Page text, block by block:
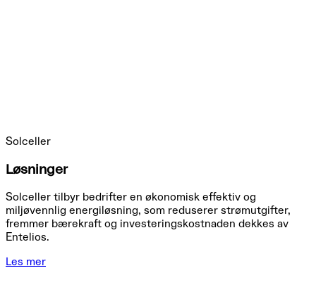
Solceller
Løsninger
Solceller tilbyr bedrifter en økonomisk effektiv og
miljøvennlig energiløsning, som reduserer strømutgifter,
fremmer bærekraft og investeringskostnaden dekkes av
Entelios.
Les mer